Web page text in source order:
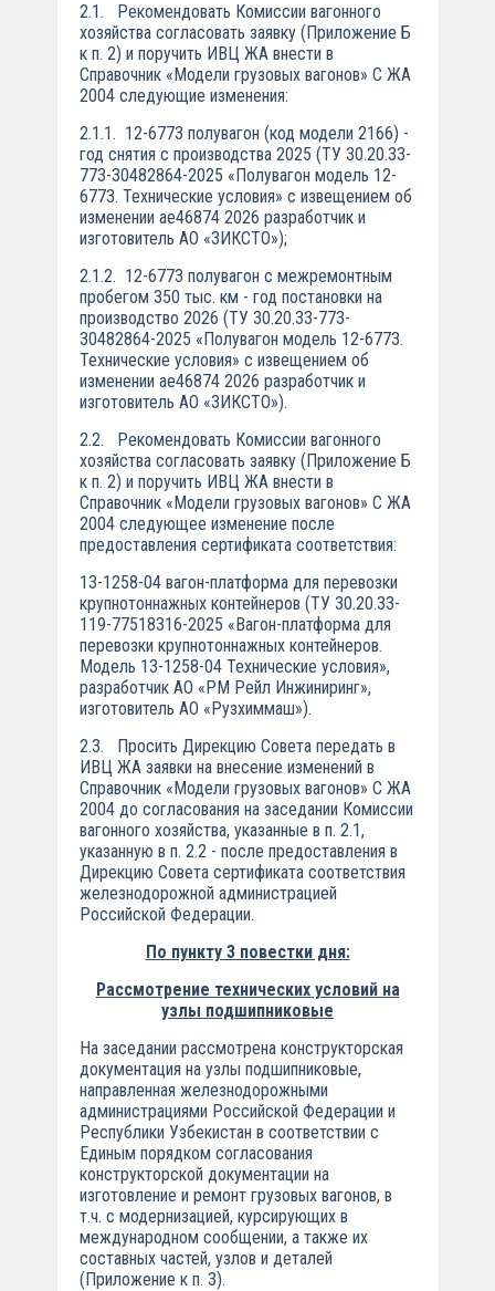
2.1. Рекомендовать Комиссии вагонного
хозяйства согласовать заявку (Приложение Б
к п. 2) и поручить ИВЦ ЖА внести в
Справочник «Модели грузовых вагонов» С ЖА
2004 следующие изменения:
2.1.1. 12-6773 полувагон (код модели 2166) -
год снятия с производства 2025 (ТУ 30.20.33-
773-30482864-2025 «Полувагон модель 12-
6773. Технические условия» с извещением об
изменении ае46874 2026 разработчик и
изготовитель АО «ЗИКСТО»);
2.1.2. 12-6773 полувагон с межремонтным
пробегом 350 тыс. км - год постановки на
производство 2026 (ТУ 30.20.33-773-
30482864-2025 «Полувагон модель 12-6773.
Технические условия» с извещением об
изменении ае46874 2026 разработчик и
изготовитель АО «ЗИКСТО»).
2.2. Рекомендовать Комиссии вагонного
хозяйства согласовать заявку (Приложение Б
к п. 2) и поручить ИВЦ ЖА внести в
Справочник «Модели грузовых вагонов» С ЖА
2004 следующее изменение после
предоставления сертификата соответствия:
13-1258-04 вагон-платформа для перевозки
крупнотоннажных контейнеров (ТУ 30.20.33-
119-77518316-2025 «Вагон-платформа для
перевозки крупнотоннажных контейнеров.
Модель 13-1258-04 Технические условия»,
разработчик АО «РМ Рейл Инжиниринг»,
изготовитель АО «Рузхиммаш»).
2.3. Просить Дирекцию Совета передать в
ИВЦ ЖА заявки на внесение изменений в
Справочник «Модели грузовых вагонов» С ЖА
2004 до согласования на заседании Комиссии
вагонного хозяйства, указанные в п. 2.1,
указанную в п. 2.2 - после предоставления в
Дирекцию Совета сертификата соответствия
железнодорожной администрацией
Российской Федерации.
По пункту 3 повестки дня:
Рассмотрение технических условий на
узлы подшипниковые
На заседании рассмотрена конструкторская
документация на узлы подшипниковые,
направленная железнодорожными
администрациями Российской Федерации и
Республики Узбекистан в соответствии с
Единым порядком согласования
конструкторской документации на
изготовление и ремонт грузовых вагонов, в
т.ч. с модернизацией, курсирующих в
международном сообщении, а также их
составных частей, узлов и деталей
(Приложение к п. 3).